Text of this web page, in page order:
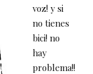
voz! y si
no tienes
bici! no
hay
problema!!